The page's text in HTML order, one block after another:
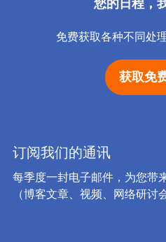
您的日程，
免费获取各种不同处
获取免
订阅我们的通讯
每季度一封电子邮件，为您带
（博客文章、视频、网络研讨